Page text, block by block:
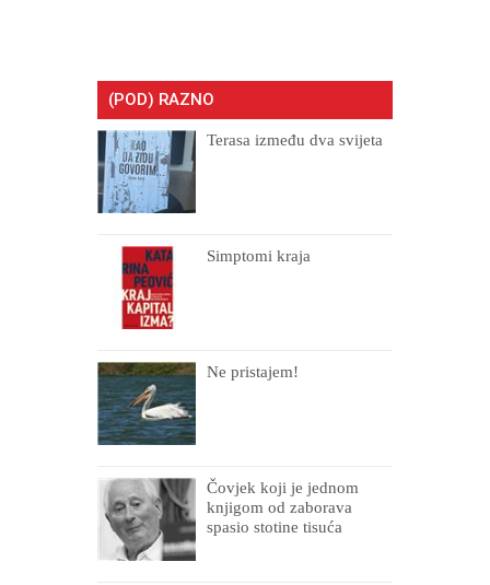
(POD) RAZNO
Terasa između dva svijeta
Simptomi kraja
Ne pristajem!
Čovjek koji je jednom
knjigom od zaborava
spasio stotine tisuća